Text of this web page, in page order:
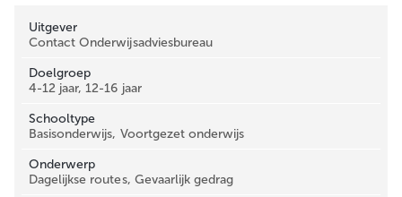
Uitgever
Contact Onderwijsadviesbureau
Doelgroep
4-12 jaar, 12-16 jaar
Schooltype
Basisonderwijs, Voortgezet onderwijs
Onderwerp
Dagelijkse routes, Gevaarlijk gedrag